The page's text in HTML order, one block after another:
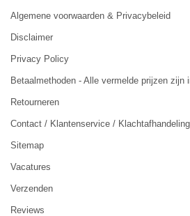
Algemene voorwaarden & Privacybeleid
Disclaimer
Privacy Policy
Betaalmethoden - Alle vermelde prijzen zijn
Retourneren
Contact / Klantenservice / Klachtafhandeling
Sitemap
Vacatures
Verzenden
Reviews